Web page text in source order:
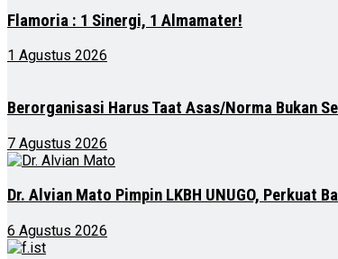
Flamoria : 1 Sinergi, 1 Almamater!
1 Agustus 2026
Berorganisasi Harus Taat Asas/Norma Bukan
7 Agustus 2026
Dr. Alvian Mato Pimpin LKBH UNUGO, Perkuat
6 Agustus 2026